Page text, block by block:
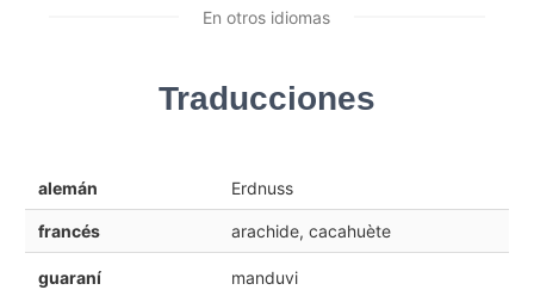
En otros idiomas
Traducciones
alemán Erdnuss
francés arachide, cacahuète
guaraní manduvi